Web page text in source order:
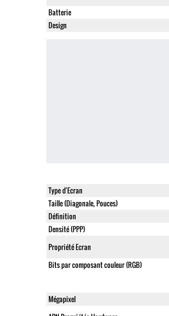
Batterie
Design
Type d'Ecran
Taille (Diagonale, Pouces)
Définition
Densité (PPP)
Propriété Ecran
Bits par composant couleur (RGB)
Mégapixel